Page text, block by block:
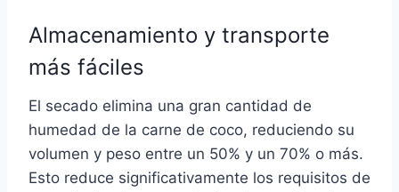
Almacenamiento y transporte
más fáciles
El secado elimina una gran cantidad de
humedad de la carne de coco, reduciendo su
volumen y peso entre un 50% y un 70% o más.
Esto reduce significativamente los requisitos de